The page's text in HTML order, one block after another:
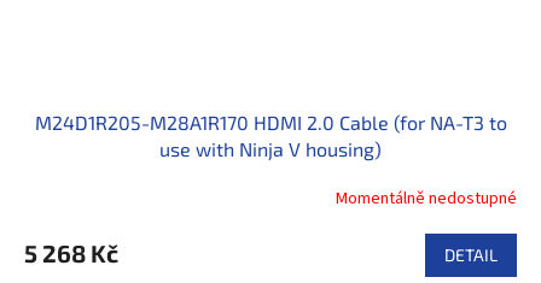
M24D1R205-M28A1R170 HDMI 2.0 Cable (for NA-T3 to
use with Ninja V housing)
Momentálně nedostupné
5 268 Kč DETAIL